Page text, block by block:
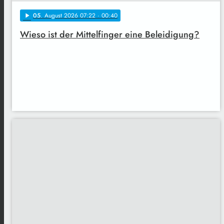
play_arrow 05. August 2026 07:22 · 00:40
Wieso ist der Mittelfinger eine Beleidigung?